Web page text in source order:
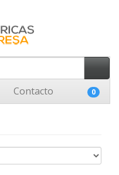
Contacto 0